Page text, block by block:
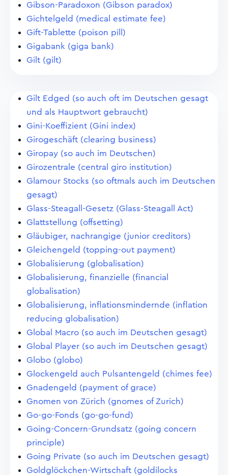
Gibson-Paradoxon (Gibson paradox)
Gichtelgeld (medical estimate fee)
Gift-Tablette (poison pill)
Gigabank (giga bank)
Gilt (gilt)
Gilt Edged (so auch oft im Deutschen gesagt
und als Hauptwort gebraucht)
Gini-Koeffizient (Gini index)
Girogeschäft (clearing business)
Giropay (so auch im Deutschen)
Girozentrale (central giro institution)
Glamour Stocks (so oftmals auch im Deutschen
gesagt)
Glass-Steagall-Gesetz (Glass-Steagall Act)
Glattstellung (offsetting)
Gläubiger, nachrangige (junior creditors)
Gleichengeld (topping-out payment)
Globalisierung (globalisation)
Globalisierung, finanzielle (financial
globalisation)
Globalisierung, inflationsmindernde (inflation
reducing globalisation)
Global Macro (so auch im Deutschen gesagt)
Global Player (so auch im Deutschen gesagt)
Globo (globo)
Glockengeld auch Pulsantengeld (chimes fee)
Gnadengeld (payment of grace)
Gnomen von Zürich (gnomes of Zurich)
Go-go-Fonds (go-go-fund)
Going-Concern-Grundsatz (going concern
principle)
Going Private (so auch im Deutschen gesagt)
Goldglöckchen-Wirtschaft (goldilocks